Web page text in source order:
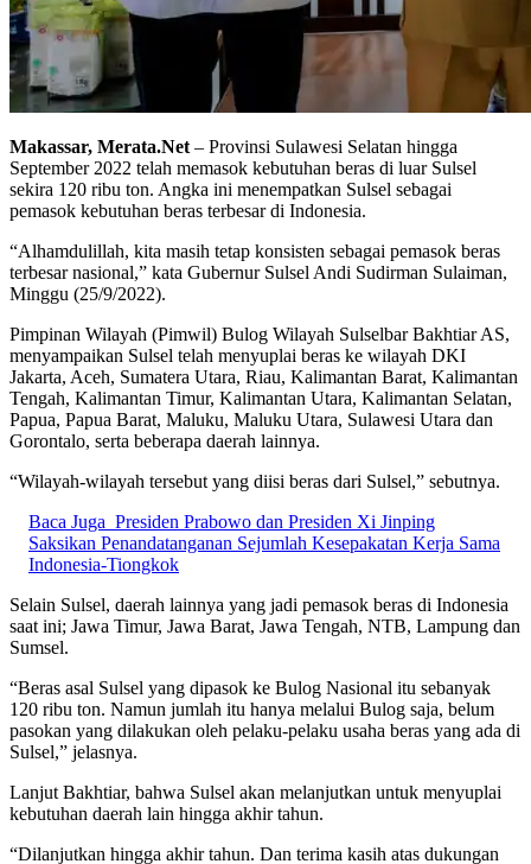
Makassar, Merata.Net – Provinsi Sulawesi Selatan hingga
September 2022 telah memasok kebutuhan beras di luar Sulsel
sekira 120 ribu ton. Angka ini menempatkan Sulsel sebagai
pemasok kebutuhan beras terbesar di Indonesia.
“Alhamdulillah, kita masih tetap konsisten sebagai pemasok beras
terbesar nasional,” kata Gubernur Sulsel Andi Sudirman Sulaiman,
Minggu (25/9/2022).
Pimpinan Wilayah (Pimwil) Bulog Wilayah Sulselbar Bakhtiar AS,
menyampaikan Sulsel telah menyuplai beras ke wilayah DKI
Jakarta, Aceh, Sumatera Utara, Riau, Kalimantan Barat, Kalimantan
Tengah, Kalimantan Timur, Kalimantan Utara, Kalimantan Selatan,
Papua, Papua Barat, Maluku, Maluku Utara, Sulawesi Utara dan
Gorontalo, serta beberapa daerah lainnya.
“Wilayah-wilayah tersebut yang diisi beras dari Sulsel,” sebutnya.
Baca Juga Presiden Prabowo dan Presiden Xi Jinping
Saksikan Penandatanganan Sejumlah Kesepakatan Kerja Sama
Indonesia-Tiongkok
Selain Sulsel, daerah lainnya yang jadi pemasok beras di Indonesia
saat ini; Jawa Timur, Jawa Barat, Jawa Tengah, NTB, Lampung dan
Sumsel.
“Beras asal Sulsel yang dipasok ke Bulog Nasional itu sebanyak
120 ribu ton. Namun jumlah itu hanya melalui Bulog saja, belum
pasokan yang dilakukan oleh pelaku-pelaku usaha beras yang ada di
Sulsel,” jelasnya.
Lanjut Bakhtiar, bahwa Sulsel akan melanjutkan untuk menyuplai
kebutuhan daerah lain hingga akhir tahun.
“Dilanjutkan hingga akhir tahun. Dan terima kasih atas dukungan